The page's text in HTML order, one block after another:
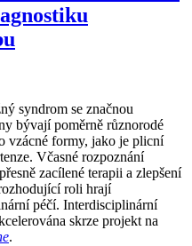
syndrom se značnou
bývají poměrně různorodé
vzácné formy, jako je plicní
Včasné rozpoznání
zacílené terapii a zlepšení
roli hrají
péčí. Interdisciplinární
skrze projekt na
.